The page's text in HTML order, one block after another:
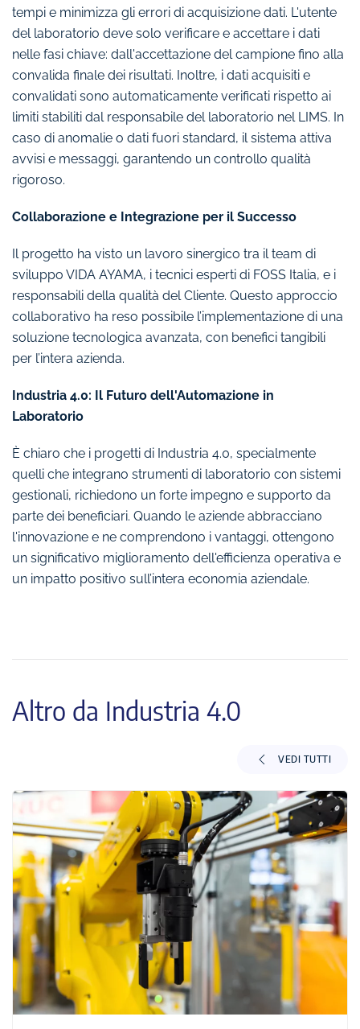
tempi e minimizza gli errori di acquisizione dati. L'utente
del laboratorio deve solo verificare e accettare i dati
nelle fasi chiave: dall'accettazione del campione fino alla
convalida finale dei risultati. Inoltre, i dati acquisiti e
convalidati sono automaticamente verificati rispetto ai
limiti stabiliti dal responsabile del laboratorio nel LIMS. In
caso di anomalie o dati fuori standard, il sistema attiva
avvisi e messaggi, garantendo un controllo qualità
rigoroso.
Collaborazione e Integrazione per il Successo
Il progetto ha visto un lavoro sinergico tra il team di
sviluppo VIDA AYAMA, i tecnici esperti di FOSS Italia, e i
responsabili della qualità del Cliente. Questo approccio
collaborativo ha reso possibile l’implementazione di una
soluzione tecnologica avanzata, con benefici tangibili
per l’intera azienda.
Industria 4.0: Il Futuro dell'Automazione in
Laboratorio
È chiaro che i progetti di Industria 4.0, specialmente
quelli che integrano strumenti di laboratorio con sistemi
gestionali, richiedono un forte impegno e supporto da
parte dei beneficiari. Quando le aziende abbracciano
l'innovazione e ne comprendono i vantaggi, ottengono
un significativo miglioramento dell'efficienza operativa e
un impatto positivo sull’intera economia aziendale.
Altro da Industria 4.0
VEDI TUTTI